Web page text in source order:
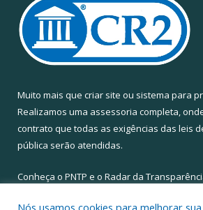
Muito mais que criar site ou sistema para
Realizamos uma assessoria completa,
contrato que todas as exigências das leis
pública serão atendidas.
Conheça o PNTP e o Radar da
Nós usamos cookies para melhorar